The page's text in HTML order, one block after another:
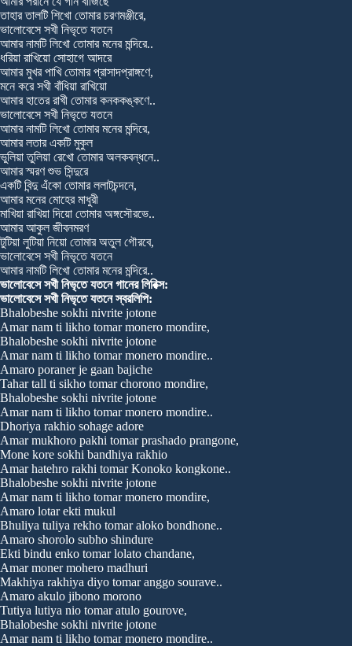
তাহার তালটি শিখো তোমার চরণমঞ্জীরে,
ভালোবেসে সখী নিভৃতে যতনে
আমার নামটি লিখো তোমার মনের মন্দিরে..
ধরিয়া রাখিয়ো সোহাগে আদরে
আমার মুখর পাখি তোমার প্রাসাদপ্রাঙ্গণে,
মনে করে সখী বাঁধিয়া রাখিয়ো
আমার হাতের রাখী তোমার কনককঙ্কণে..
ভালোবেসে সখী নিভৃতে যতনে
আমার নামটি লিখো তোমার মনের মন্দিরে,
আমার লতার একটি মুকুল
ভুলিয়া তুলিয়া রেখো তোমার অলকবন্ধনে..
আমার স্মরণ শুভ সিন্দুরে
একটি বিন্দু এঁকো তোমার ললাটচন্দনে,
আমার মনের মোহের মাধুরী
মাখিয়া রাখিয়া দিয়ো তোমার অঙ্গসৌরভে..
আমার আকুল জীবনমরণ
টুটিয়া লুটিয়া নিয়ো তোমার অতুল গৌরবে,
ভালোবেসে সখী নিভৃতে যতনে
আমার নামটি লিখো তোমার মনের মন্দিরে..
ভালোবেসে সখী নিভৃতে যতনে গানের লিরিক্স:
ভালোবেসে সখী নিভৃতে যতনে স্বরলিপি:
Bhalobeshe sokhi nivrite jotone
Amar nam ti likho tomar monero mondire,
Bhalobeshe sokhi nivrite jotone
Amar nam ti likho tomar monero mondire..
Amaro poraner je gaan bajiche
Tahar tall ti sikho tomar chorono mondire,
Bhalobeshe sokhi nivrite jotone
Amar nam ti likho tomar monero mondire..
Dhoriya rakhio sohage adore
Amar mukhoro pakhi tomar prashado prangone,
Mone kore sokhi bandhiya rakhio
Amar hatehro rakhi tomar Konoko kongkone..
Bhalobeshe sokhi nivrite jotone
Amar nam ti likho tomar monero mondire,
Amaro lotar ekti mukul
Bhuliya tuliya rekho tomar aloko bondhone..
Amaro shorolo subho shindure
Ekti bindu enko tomar lolato chandane,
Amar moner mohero madhuri
Makhiya rakhiya diyo tomar anggo sourave..
Amaro akulo jibono morono
Tutiya lutiya nio tomar atulo gourove,
Bhalobeshe sokhi nivrite jotone
Amar nam ti likho tomar monero mondire..